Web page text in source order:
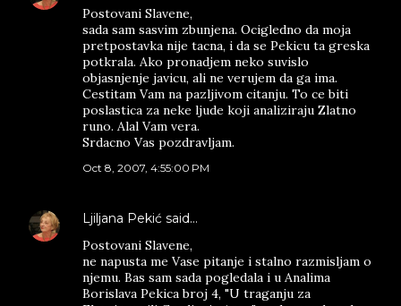
Postovani Slavene,
sada sam sasvim zbunjena. Ocigledno da moja
pretpostavka nije tacna, i da se Pekicu ta greska
potkrala. Ako pronadjem neko suvislo
objasnjenje javicu, ali ne verujem da ga ima.
Cestitam Vam na pazljivom citanju. To ce biti
poslastica za neke ljude koji analiziraju Zlatno
runo. Alal Vam vera.
Srdacno Vas pozdravljam.
Oct 8, 2007, 4:55:00 PM
Ljiljana Pekić said…
Postovani Slavene,
ne napusta me Vase pitanje i stalno razmisljam o
njemu. Bas sam sada pogledala i u Analima
Borislava Pekica broj 4, "U traganju za